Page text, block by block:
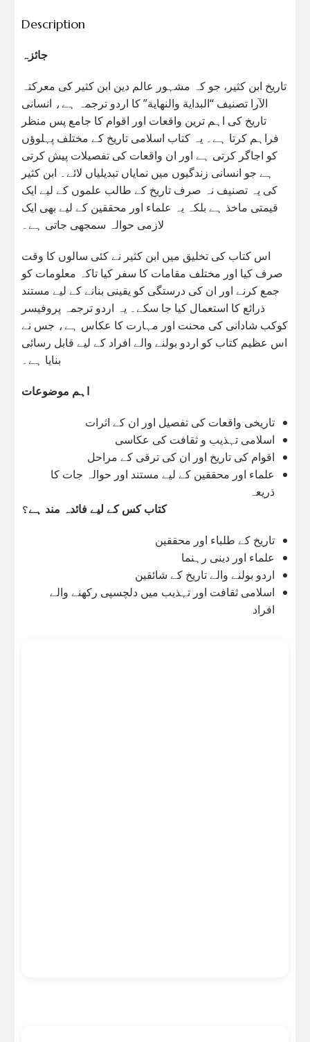
Description
جائزہ
تاریخ ابن كثير، جو کہ مشہور عالم دین ابن کثیر کی معرکتہ
الآرا تصنیف “البداية والنهاية” کا اردو ترجمہ ہے، انسانی
تاریخ کی اہم ترین واقعات اور اقوام کا جامع پس منظر
فراہم کرتا ہے۔ یہ کتاب اسلامی تاریخ کے مختلف پہلوؤں
کو اجاگر کرتی ہے اور ان واقعات کی تفصیلات پیش کرتی
ہے جو انسانی زندگیوں میں نمایاں تبدیلیاں لائے۔ ابن کثیر
کی یہ تصنیف نہ صرف تاریخ کے طالب علموں کے لیے ایک
قیمتی ماخذ ہے بلکہ یہ علماء اور محققین کے لیے بھی ایک
لازمی حوالہ سمجھی جاتی ہے۔
اس کتاب کی تخلیق میں ابن کثیر نے کئی سالوں کا وقت
صرف کیا اور مختلف مقامات کا سفر کیا تاکہ معلومات کو
جمع کرنے اور ان کی درستگی کو یقینی بنانے کے لیے مستند
ذرائع کا استعمال کیا جا سکے۔ یہ اردو ترجمہ پروفیسر
کوکب شادانی کی محنت اور مہارت کا عکاس ہے، جس نے
اس عظیم کتاب کو اردو بولنے والے افراد کے لیے قابل رسائی
بنایا ہے۔
اہم موضوعات
تاریخی واقعات کی تفصیل اور ان کے اثرات
اسلامی تہذیب و ثقافت کی عکاسی
اقوام کی تاریخ اور ان کی ترقی کے مراحل
علماء اور محققین کے لیے مستند اور حوالہ جات کا
ذریعہ
کتاب کس کے لیے فائدہ مند ہے؟
تاریخ کے طلباء اور محققین
علماء اور دینی رہنما
اردو بولنے والے تاریخ کے شائقین
اسلامی ثقافت اور تہذیب میں دلچسپی رکھنے والے
افراد